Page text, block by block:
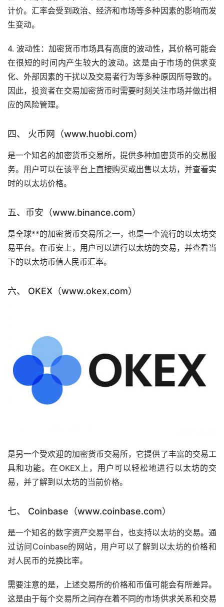
计价。汇率会受到政治、经济和市场等多种因素的影响而发
生变动。
4. 波动性：加密货币市场具有高度的波动性，其价格可能会
在很短的时间内产生较大的波动。这是由于市场的供求变
化、外部因素的干扰以及交易者行为等多种原因所导致的。
因此，投资者在交易加密货币时需要时刻关注市场并做出相
应的风险管理。
四、 火币网（www.huobi.com）
是一个知名的加密货币交易所，提供多种加密货币的交易服
务。用户可以在该平台上直接购买或出售以太坊，并查看实
时的以太坊价格。
五、币安（www.binance.com）
是全球**的加密货币交易所之一，也是一个流行的以太坊交
易平台。在币安上，用户可以进行以太坊的交易，并查看当
下的以太坊币值人民币汇率。
六、 OKEX（www.okex.com）
是另一个受欢迎的加密货币交易所，它提供了丰富的交易工
具和功能。在OKEX上，用户可以轻松地进行以太坊的交
易，并了解到以太坊的当前价格。
七、 Coinbase（www.coinbase.com）
是一个知名的数字资产交易平台，也支持以太坊的交易。通
过访问Coinbase的网站，用户可以了解到以太坊的价格和
对人民币的兑换比率。
需要注意的是，上述交易所的价格和币值可能会有所差异。
这是由于每个交易所之间存在着不同的市场供求关系和交易